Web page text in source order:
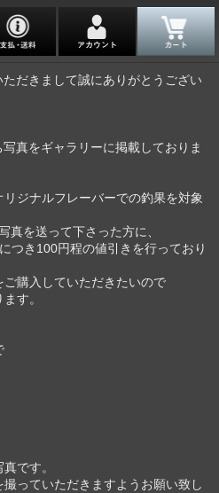
だきまして誠にありがとうござい
真をギャラリーに掲載しておりま
ジナルフレーバーでの釣果を対象
真を送って下さった方に、
つき100円程の値引きを行っており
購入していただきたいので
す。
です。
っていただきますようお願い致し